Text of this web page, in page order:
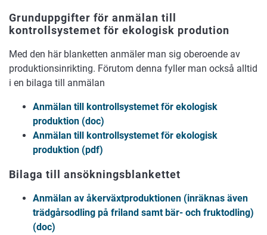
Grunduppgifter för anmälan till
kontrollsystemet för ekologisk prodution
Med den här blanketten anmäler man sig oberoende av
produktionsinrikting. Förutom denna fyller man också alltid
i en bilaga till anmälan
Anmälan till kontrollsystemet för ekologisk
produktion (doc)
Anmälan till kontrollsystemet för ekologisk
produktion (pdf)
Bilaga till ansökningsblankettet
Anmälan av åkerväxtproduktionen (inräknas även
trädgårsodling på friland samt bär- och fruktodling)
(doc)